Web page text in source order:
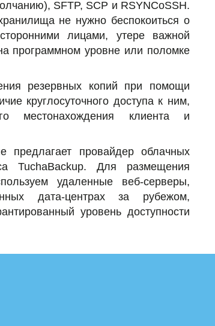
SFTP, SCP и RSYNCoSSH.
не нужно беспокоиться о
лицами, утере важной
программном уровне или поломке
резервных копий при помощи
круглосуточного доступа к ним,
местонахождения клиента и
предлагает провайдер облачных
TuchaBackup. Для размещения
удаленные веб-серверы,
дата-центрах за рубежом,
уровень доступности